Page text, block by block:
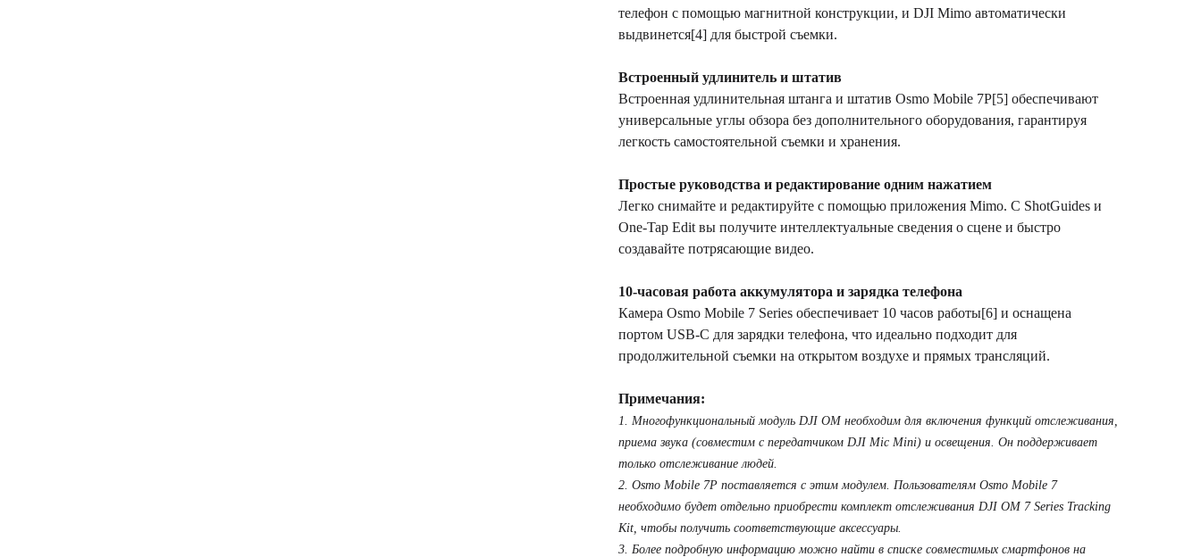
телефон с помощью магнитной конструкции, и DJI Mimo автоматически
выдвинется[4] для быстрой съемки.
Встроенный удлинитель и штатив
Встроенная удлинительная штанга и штатив Osmo Mobile 7P[5] обеспечивают
универсальные углы обзора без дополнительного оборудования, гарантируя
легкость самостоятельной съемки и хранения.
Простые руководства и редактирование одним нажатием
Легко снимайте и редактируйте с помощью приложения Mimo. С ShotGuides и
One-Tap Edit вы получите интеллектуальные сведения о сцене и быстро
создавайте потрясающие видео.
10-часовая работа аккумулятора и зарядка телефона
Камера Osmo Mobile 7 Series обеспечивает 10 часов работы[6] и оснащена
портом USB-C для зарядки телефона, что идеально подходит для
продолжительной съемки на открытом воздухе и прямых трансляций.
Примечания:
1. Многофункциональный модуль DJI OM необходим для включения функций отслеживания,
приема звука (совместим с передатчиком DJI Mic Mini) и освещения. Он поддерживает
только отслеживание людей.
2. Osmo Mobile 7P поставляется с этим модулем. Пользователям Osmo Mobile 7
необходимо будет отдельно приобрести комплект отслеживания DJI OM 7 Series Tracking
Kit, чтобы получить соответствующие аксессуары.
3. Более подробную информацию можно найти в списке совместимых смартфонов на